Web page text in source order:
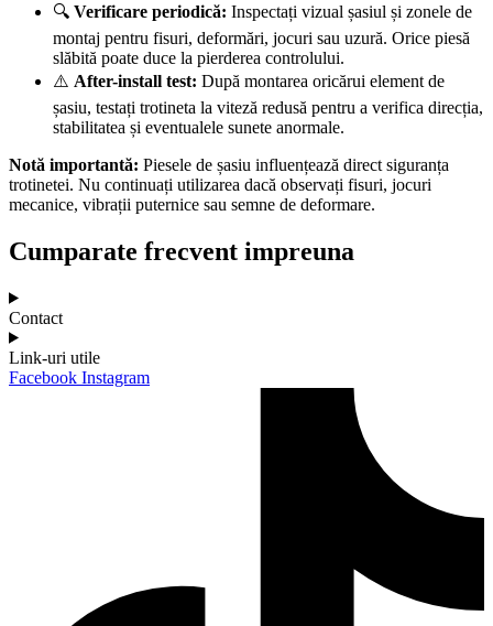
🔍 Verificare periodică: Inspectați vizual șasiul și zonele de
montaj pentru fisuri, deformări, jocuri sau uzură. Orice piesă
slăbită poate duce la pierderea controlului.
⚠️ After-install test: După montarea oricărui element de
șasiu, testați trotineta la viteză redusă pentru a verifica direcția,
stabilitatea și eventualele sunete anormale.
Notă importantă: Piesele de șasiu influențează direct siguranța
trotinetei. Nu continuați utilizarea dacă observați fisuri, jocuri
mecanice, vibrații puternice sau semne de deformare.
Cumparate frecvent impreuna
Contact
Link-uri utile
Facebook Instagram